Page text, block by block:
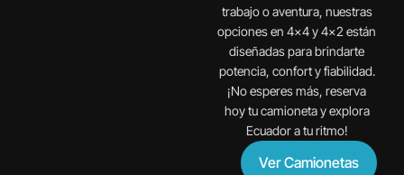
trabajo o aventura, nuestras
opciones en 4×4 y 4×2 están
diseñadas para brindarte
potencia, confort y fiabilidad.
¡No esperes más, reserva
hoy tu camioneta y explora
Ecuador a tu ritmo!
Ver Camionetas